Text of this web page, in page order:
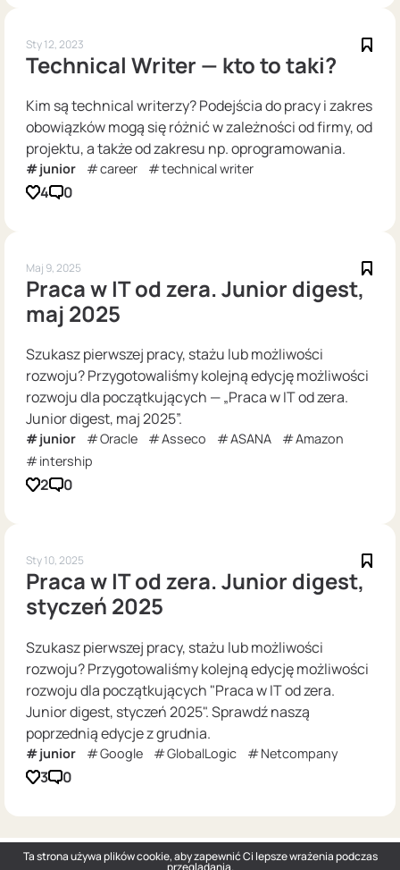
Sty 12, 2023
Technical Writer — kto to taki?
Kim są technical writerzy? Podejścia do pracy i zakres
obowiązków mogą się różnić w zależności od firmy, od
projektu, a także od zakresu np. oprogramowania.
junior career technical writer
4 0
Maj 9, 2025
Praca w IT od zera. Junior digest,
maj 2025
Szukasz pierwszej pracy, stażu lub możliwości
rozwoju? Przygotowaliśmy kolejną edycję możliwości
rozwoju dla początkujących — „Praca w IT od zera.
Junior digest, maj 2025”.
junior Oracle Asseco ASANA
Amazon
intership
2 0
Sty 10, 2025
Praca w IT od zera. Junior digest,
styczeń 2025
Szukasz pierwszej pracy, stażu lub możliwości
rozwoju? Przygotowaliśmy kolejną edycję możliwości
rozwoju dla początkujących "Praca w IT od zera.
Junior digest, styczeń 2025". Sprawdź naszą
poprzednią edycje z grudnia.
junior Google GlobalLogic Netcompany
3 0
Ta strona używa plików cookie, aby zapewnić Ci lepsze wrażenia podczas
przeglądania.